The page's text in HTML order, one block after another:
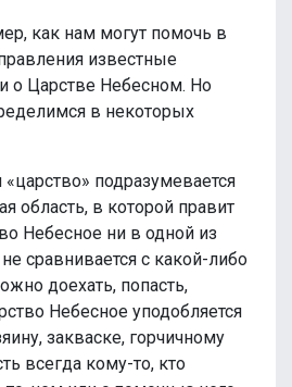
как нам могут помочь в
известные
о Царстве Небесном. Но
в некоторых
подразумевается
область, в которой правит
Небесное ни в одной из
сравнивается с какой-либо
доехать, попасть,
Небесное уподобляется
закваске, горчичному
всегда кому-то, кто